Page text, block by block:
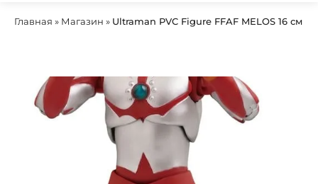
Главная » Магазин » Ultraman PVC Figure FFAF MELOS 16 см